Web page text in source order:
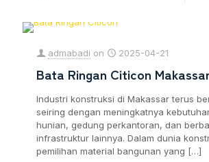
admabadi on 2025-04-21
Bata Ringan Citicon
Industri konstruksi di Makassar terus
seiring dengan meningkatnya
hunian, gedung perkantoran, dan
infrastruktur lainnya. Dalam dunia
pemilihan material bangunan yang […]